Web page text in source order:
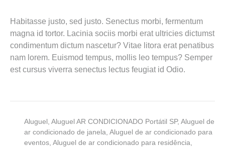
Habitasse justo, sed justo. Senectus morbi, fermentum
magna id tortor. Lacinia sociis morbi erat ultricies dictumst
condimentum dictum nascetur? Vitae litora erat penatibus
nam lorem. Euismod tempus, mollis leo tempus? Semper
est cursus viverra senectus lectus feugiat id Odio.
Aluguel Aluguel AR CONDICIONADO Portátil SP, Aluguel de
ar condicionado de janela Aluguel de ar condicionado para
eventos Aluguel de ar condicionado para residência